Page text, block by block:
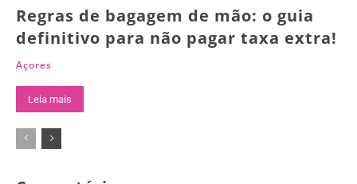
Regras de bagagem de mão: o guia
definitivo para não pagar taxa extra!
Açores
Leia mais